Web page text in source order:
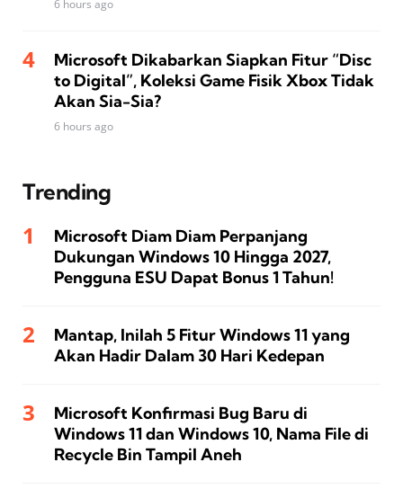
6 hours ago
Microsoft Dikabarkan Siapkan Fitur “Disc
to Digital”, Koleksi Game Fisik Xbox Tidak
Akan Sia-Sia?
6 hours ago
Trending
Microsoft Diam Diam Perpanjang
Dukungan Windows 10 Hingga 2027,
Pengguna ESU Dapat Bonus 1 Tahun!
Mantap, Inilah 5 Fitur Windows 11 yang
Akan Hadir Dalam 30 Hari Kedepan
Microsoft Konfirmasi Bug Baru di
Windows 11 dan Windows 10, Nama File di
Recycle Bin Tampil Aneh